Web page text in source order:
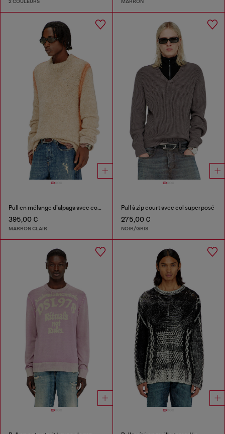
Pull en mélange d’alpaga avec coutures effet spray
395,00 €
MARRON CLAIR
Pull à zip court avec col superposé
275,00 €
NOIR/GRIS